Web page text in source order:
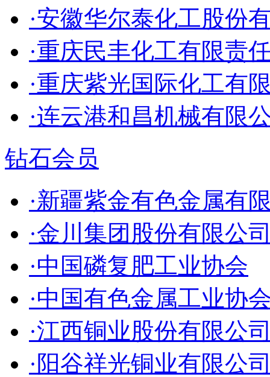
·安徽华尔泰化工股份
·重庆民丰化工有限责
·重庆紫光国际化工有
·连云港和昌机械有限
钻石会员
·新疆紫金有色金属有
·金川集团股份有限公
·中国磷复肥工业协会
·中国有色金属工业协
·江西铜业股份有限公
·阳谷祥光铜业有限公